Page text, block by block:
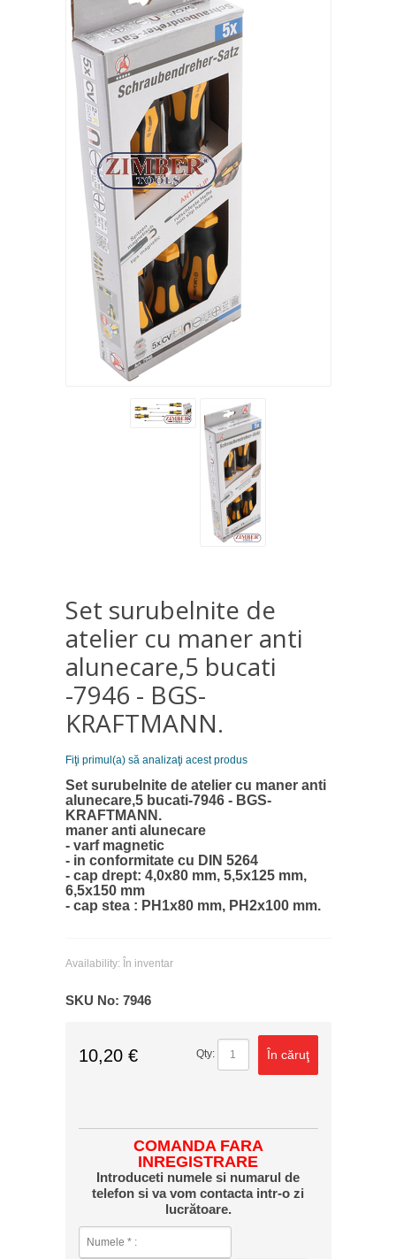
Set surubelnite de
atelier cu maner anti
alunecare,5 bucati
-7946 - BGS-
KRAFTMANN.
Fiţi primul(a) să analizaţi acest produs
Set surubelnite de atelier cu maner anti
alunecare,5 bucati-7946 - BGS-
KRAFTMANN.
maner anti alunecare
- varf magnetic
- in conformitate cu DIN 5264
- cap drept: 4,0x80 mm, 5,5x125 mm,
6,5x150 mm
- cap stea : PH1x80 mm, PH2x100 mm.
Availability: În inventar
SKU No: 7946
10,20 € Qty: În căruţ
COMANDA FARA
INREGISTRARE
Introduceti numele si numarul de
telefon si va vom contacta intr-o zi
lucrătoare.